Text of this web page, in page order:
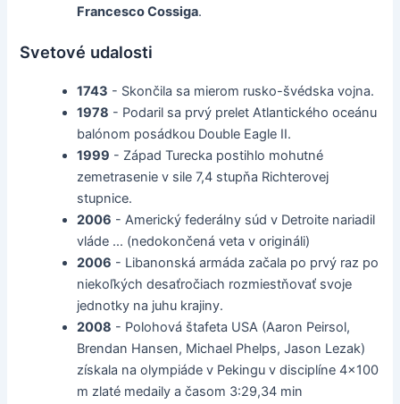
Francesco Cossiga.
Svetové udalosti
1743 - Skončila sa mierom rusko-švédska vojna.
1978 - Podaril sa prvý prelet Atlantického oceánu
balónom posádkou Double Eagle II.
1999 - Západ Turecka postihlo mohutné
zemetrasenie v sile 7,4 stupňa Richterovej
stupnice.
2006 - Americký federálny súd v Detroite nariadil
vláde ... (nedokončená veta v origináli)
2006 - Libanonská armáda začala po prvý raz po
niekoľkých desaťročiach rozmiestňovať svoje
jednotky na juhu krajiny.
2008 - Polohová štafeta USA (Aaron Peirsol,
Brendan Hansen, Michael Phelps, Jason Lezak)
získala na olympiáde v Pekingu v disciplíne 4x100
m zlaté medaily a časom 3:29,34 min